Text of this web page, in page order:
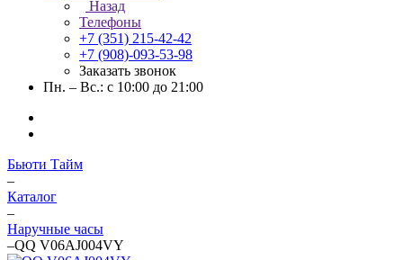
Назад
Телефоны
+7 (351) 215-42-42
+7 (908)-093-53-98
Заказать звонок
Пн. – Вс.: с 10:00 до 21:00
Бьюти Тайм
–
Каталог
–
Наручные часы
–QQ V06AJ004VY